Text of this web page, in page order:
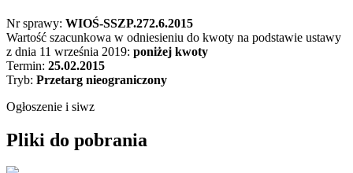
Nr sprawy: WIOŚ-SSZP.272.6.2015
Wartość szacunkowa w odniesieniu do kwoty na podstawie ustawy
z dnia 11 września 2019: poniżej kwoty
Termin: 25.02.2015
Tryb: Przetarg nieograniczony
Ogłoszenie i siwz
Pliki do pobrania